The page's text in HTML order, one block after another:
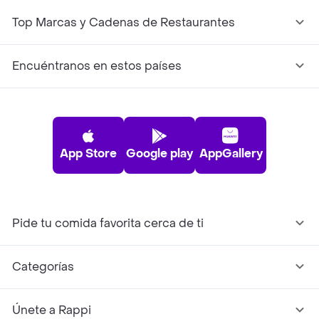
Top Marcas y Cadenas de Restaurantes
Encuéntranos en estos países
App Store Google play AppGallery
Pide tu comida favorita cerca de ti
Categorías
Únete a Rappi